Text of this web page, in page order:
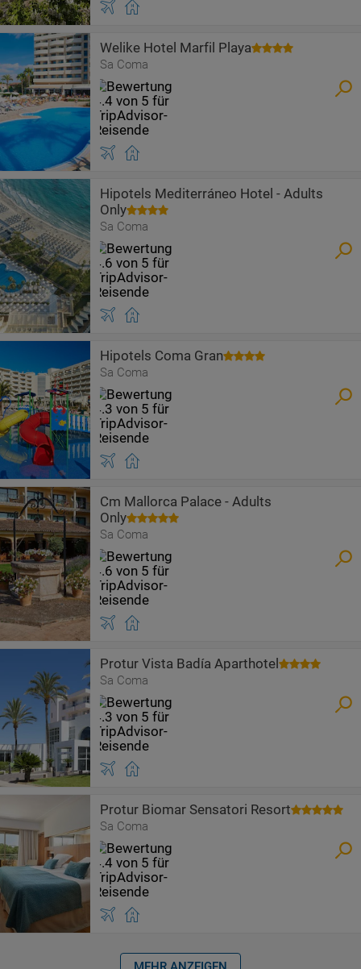
Welike Hotel Marfil Playa
Sa Coma
Hipotels Mediterráneo Hotel - Adults
Only
Sa Coma
Hipotels Coma Gran
Sa Coma
Cm Mallorca Palace - Adults
Only
Sa Coma
Protur Vista Badía Aparthotel
Sa Coma
Protur Biomar Sensatori Resort
Sa Coma